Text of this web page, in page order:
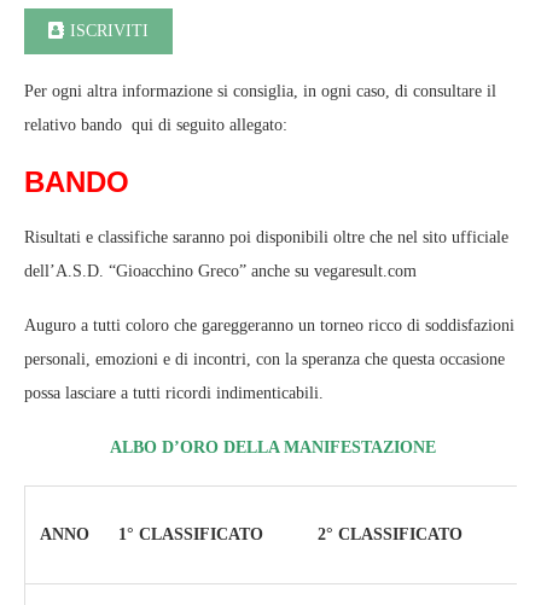
ISCRIVITI
Per ogni altra informazione si consiglia, in ogni caso, di consultare il
relativo bando qui di seguito allegato:
BANDO
Risultati e classifiche saranno poi disponibili oltre che nel sito ufficiale
dell’A.S.D. “Gioacchino Greco” anche su vegaresult.com
Auguro a tutti coloro che gareggeranno un torneo ricco di soddisfazioni
personali, emozioni e di incontri, con la speranza che questa occasione
possa lasciare a tutti ricordi indimenticabili.
ALBO D’ORO DELLA MANIFESTAZIONE
ANNO 1° CLASSIFICATO 2° CLASSIFICATO